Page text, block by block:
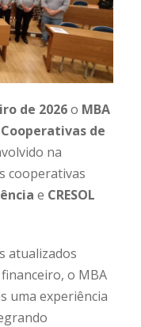
de 2026o MBA
de
na
cooperativas
e CRESOL
atualizados
o MBA
uma experiência